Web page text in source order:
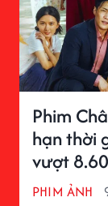
Phim
hạn thời
vượt
PHIM ẢNH